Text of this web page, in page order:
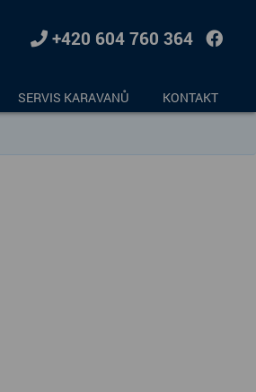
+420 604 760 364
SERVIS KARAVANŮ KONTAKT